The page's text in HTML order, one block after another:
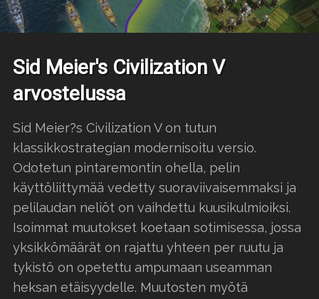
Sid Meier's Civilization V
arvostelussa
Sid Meier?s Civilization V on tutun
klassikkostrategian modernisoitu versio.
Odotetun pintaremontin ohella, pelin
käyttöliittymää vedetty suoraviivaisemmaksi ja
pelilaudan neliöt on vaihdettu kuusikulmioiksi.
Isoimmat muutokset koetaan sotimisessa, jossa
yksikkömäärät on rajattu yhteen per ruutu ja
tykistö on opetettu ampumaan useamman
heksan etäisyydelle. Muutosten myötä